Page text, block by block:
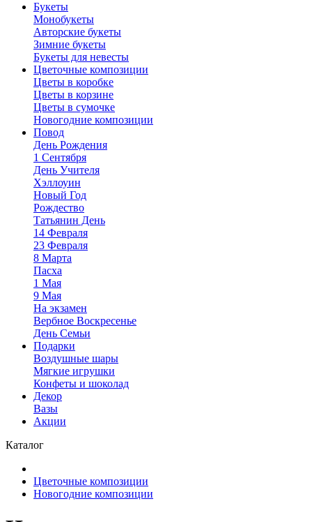
Букеты
Монобукеты
Авторские букеты
Зимние букеты
Букеты для невесты
Цветочные композиции
Цветы в коробке
Цветы в корзине
Цветы в сумочке
Новогодние композиции
Повод
День Рождения
1 Сентября
День Учителя
Хэллоуин
Новый Год
Рождество
Татьянин День
14 Февраля
23 Февраля
8 Марта
Пасха
1 Мая
9 Мая
На экзамен
Вербное Воскресенье
День Семьи
Подарки
Воздушные шары
Мягкие игрушки
Конфеты и шоколад
Декор
Вазы
Акции
Каталог
Цветочные композиции
Новогодние композиции